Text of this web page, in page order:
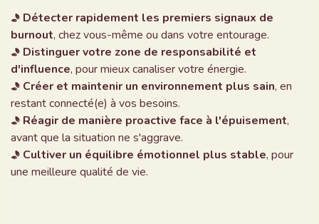
Détecter rapidement les premiers signaux de
burnout, chez vous-même ou dans votre entourage.
Distinguer votre zone de responsabilité et
d'influence, pour mieux canaliser votre énergie.
Créer et maintenir un environnement plus sain, en
restant connecté(e) à vos besoins.
Réagir de manière proactive face à l'épuisement,
avant que la situation ne s'aggrave.
Cultiver un équilibre émotionnel plus stable, pour
une meilleure qualité de vie.